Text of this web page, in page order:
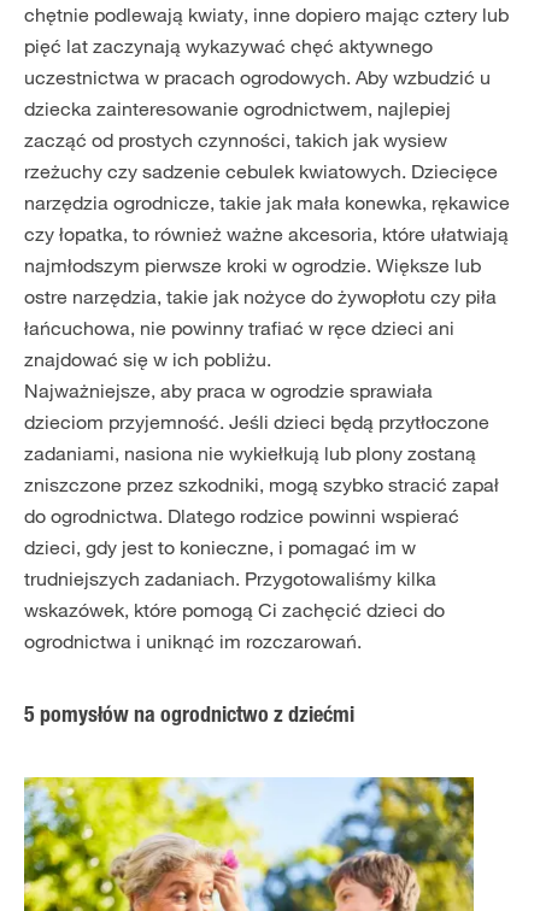
chętnie podlewają kwiaty, inne dopiero mając cztery lub
pięć lat zaczynają wykazywać chęć aktywnego
uczestnictwa w pracach ogrodowych. Aby wzbudzić u
dziecka zainteresowanie ogrodnictwem, najlepiej
zacząć od prostych czynności, takich jak wysiew
rzeżuchy czy sadzenie cebulek kwiatowych. Dziecięce
narzędzia ogrodnicze, takie jak mała konewka, rękawice
czy łopatka, to również ważne akcesoria, które ułatwiają
najmłodszym pierwsze kroki w ogrodzie. Większe lub
ostre narzędzia, takie jak nożyce do żywopłotu czy piła
łańcuchowa, nie powinny trafiać w ręce dzieci ani
znajdować się w ich pobliżu.
Najważniejsze, aby praca w ogrodzie sprawiała
dzieciom przyjemność. Jeśli dzieci będą przytłoczone
zadaniami, nasiona nie wykiełkują lub plony zostaną
zniszczone przez szkodniki, mogą szybko stracić zapał
do ogrodnictwa. Dlatego rodzice powinni wspierać
dzieci, gdy jest to konieczne, i pomagać im w
trudniejszych zadaniach. Przygotowaliśmy kilka
wskazówek, które pomogą Ci zachęcić dzieci do
ogrodnictwa i uniknąć im rozczarowań.
5 pomysłów na ogrodnictwo z dziećmi